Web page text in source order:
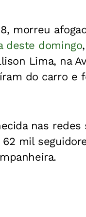
morreu
deste domingo
Lima, na
do carro e
nas redes
mil